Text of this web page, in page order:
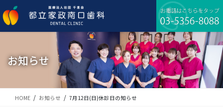
ン
テ
ビ
ゲ
移
お知らせ
HOME お知らせ 7月12日(日)休診日の知らせ